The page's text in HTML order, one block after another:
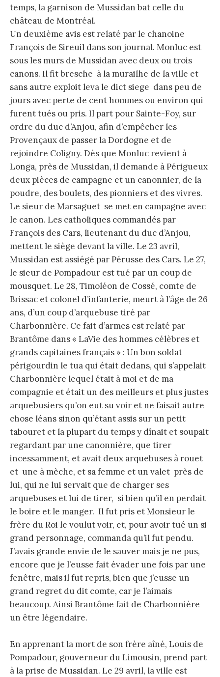
temps, la garnison de Mussidan bat celle du
château de Montréal.
Un deuxième avis est relaté par le chanoine
François de Sireuil dans son journal. Monluc est
sous les murs de Mussidan avec deux ou trois
canons. Il fit bresche à la murailhe de la ville et
sans autre exploit leva le dict siege dans peu de
jours avec perte de cent hommes ou environ qui
furent tués ou pris. Il part pour Sainte-Foy, sur
ordre du duc d’Anjou, afin d’empêcher les
Provençaux de passer la Dordogne et de
rejoindre Coligny. Dès que Monluc revient à
Longa, près de Mussidan, il demande à Périgueux
deux pièces de campagne et un canonnier, de la
poudre, des boulets, des pionniers et des vivres.
Le sieur de Marsaguet se met en campagne avec
le canon. Les catholiques commandés par
François des Cars, lieutenant du duc d’Anjou,
mettent le siège devant la ville. Le 23 avril,
Mussidan est assiégé par Pérusse des Cars. Le 27,
le sieur de Pompadour est tué par un coup de
mousquet. Le 28, Timoléon de Cossé, comte de
Brissac et colonel d’infanterie, meurt à l’âge de 26
ans, d’un coup d’arquebuse tiré par
Charbonnière. Ce fait d’armes est relaté par
Brantôme dans « LaVie des hommes célèbres et
grands capitaines français » : Un bon soldat
périgourdin le tua qui était dedans, qui s’appelait
Charbonnière lequel était à moi et de ma
compagnie et était un des meilleurs et plus justes
arquebusiers qu’on eut su voir et ne faisait autre
chose léans sinon qu’étant assis sur un petit
tabouret et la plupart du temps y dînait et soupait
regardant par une canonnière, que tirer
incessamment, et avait deux arquebuses à rouet
et une à mèche, et sa femme et un valet près de
lui, qui ne lui servait que de charger ses
arquebuses et lui de tirer, si bien qu’il en perdait
le boire et le manger. Il fut pris et Monsieur le
frère du Roi le voulut voir, et, pour avoir tué un si
grand personnage, commanda qu’il fut pendu.
J’avais grande envie de le sauver mais je ne pus,
encore que je l’eusse fait évader une fois par une
fenêtre, mais il fut repris, bien que j’eusse un
grand regret du dit comte, car je l’aimais
beaucoup. Ainsi Brantôme fait de Charbonnière
un être légendaire.
En apprenant la mort de son frère aîné, Louis de
Pompadour, gouverneur du Limousin, prend part
à la prise de Mussidan. Le 29 avril, la ville est